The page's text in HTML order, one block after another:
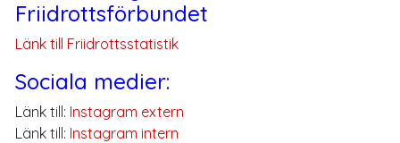
Friidrottsförbundet
Länk till Friidrottsstatistik
Sociala medier:
Länk till: Instagram extern
Länk till: Instagram intern